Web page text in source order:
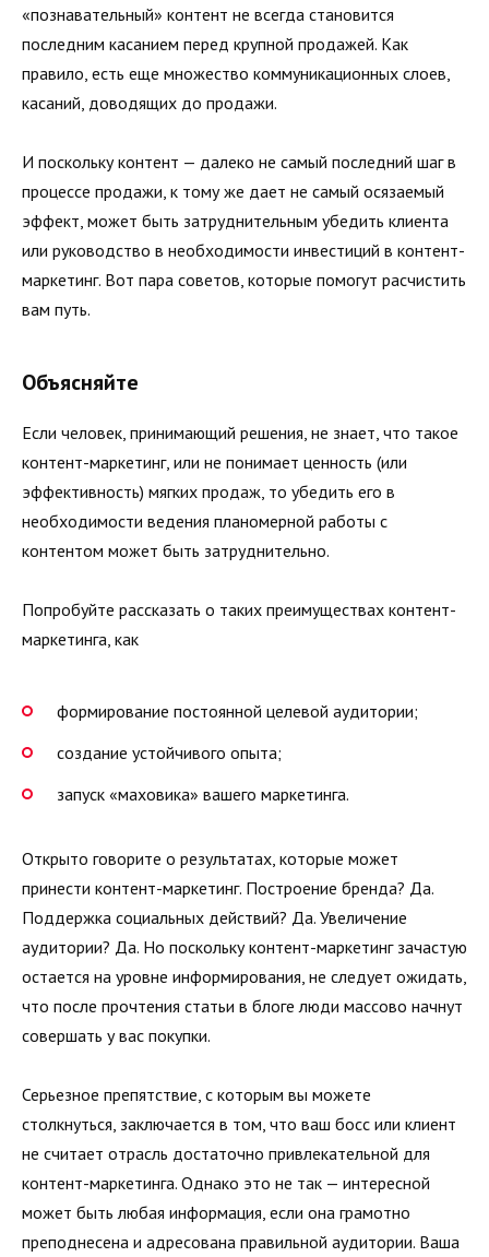
«познавательный» контент не всегда становится
последним касанием перед крупной продажей. Как
правило, есть еще множество коммуникационных слоев,
касаний, доводящих до продажи.
И поскольку контент — далеко не самый последний шаг в
процессе продажи, к тому же дает не самый осязаемый
эффект, может быть затруднительным убедить клиента
или руководство в необходимости инвестиций в контент-
маркетинг. Вот пара советов, которые помогут расчистить
вам путь.
Объясняйте
Если человек, принимающий решения, не знает, что такое
контент-маркетинг, или не понимает ценность (или
эффективность) мягких продаж, то убедить его в
необходимости ведения планомерной работы с
контентом может быть затруднительно.
Попробуйте рассказать о таких преимуществах контент-
маркетинга, как
формирование постоянной целевой аудитории;
создание устойчивого опыта;
запуск «маховика» вашего маркетинга.
Открыто говорите о результатах, которые может
принести контент-маркетинг. Построение бренда? Да.
Поддержка социальных действий? Да. Увеличение
аудитории? Да. Но поскольку контент-маркетинг зачастую
остается на уровне информирования, не следует ожидать,
что после прочтения статьи в блоге люди массово начнут
совершать у вас покупки.
Серьезное препятствие, с которым вы можете
столкнуться, заключается в том, что ваш босс или клиент
не считает отрасль достаточно привлекательной для
контент-маркетинга. Однако это не так — интересной
может быть любая информация, если она грамотно
преподнесена и адресована правильной аудитории. Ваша